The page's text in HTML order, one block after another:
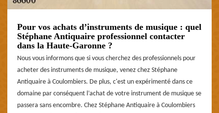
Pour vos achats d’instruments de musique : quel
Stéphane Antiquaire professionnel contacter
dans la Haute-Garonne ?
Nous vous informons que si vous cherchez des professionnels pour
acheter des instruments de musique, venez chez Stéphane
Antiquaire à Coulombiers. De plus, c'est un expérimenté dans ce
domaine par conséquent l’achat de votre instrument de musique se
passera sans encombre. Chez Stéphane Antiquaire à Coulombiers